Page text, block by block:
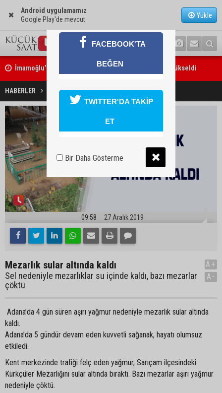
Android uygulamamız
Google Play'de mevcut
Yükle
İmamoğlu’ndaki göçükte acı bilanço: can kaybı 2’ye yükseldi
Feke’de motosiklet ağaca çarptı: 1 kişi hayatını kaybetti
HABERLER YAŞAM Mezarlık sular altında kaldı
09:58 27 Aralık 2019
Mezarlık sular altında kaldı
Sel nedeniyle mezarlıklar su içinde kaldı, bazı mezarlar
çöktü
A+
A-
Adana’da 4 gün süren aşırı yağmur nedeniyle mezarlık sular altında
kaldı.
Adana’da 5 gündür devam eden kuvvetli sağanak, hayatı olumsuz
etkiledi.
Kent merkezinde trafiği felç eden yağmur, Sarıçam ilçesindeki
Kürkçüler Mezarlığını sular altında bıraktı. Bazı mezarlar aşırı yağmur
nedeniyle çöktü.
FACEBOOK'TA
BEĞEN
TWITTER'DA TAKİP
ET
Bir Daha Gösterme